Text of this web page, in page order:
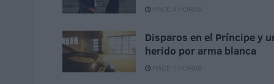
HACE 4 HORAS
Disparos en el Príncipe y
herido por arma blanca
HACE 7 HORAS